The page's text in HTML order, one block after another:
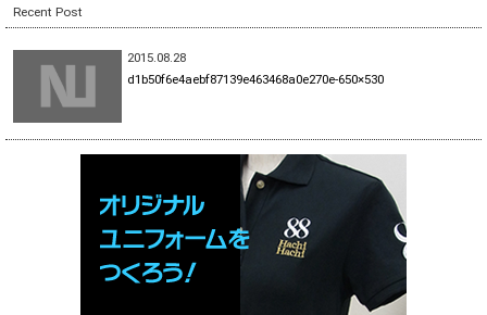
Recent Post
2015.08.28
d1b50f6e4aebf87139e463468a0e270e-650×530